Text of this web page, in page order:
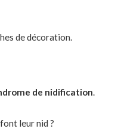
de décoration.
de nidification.
leur nid ?